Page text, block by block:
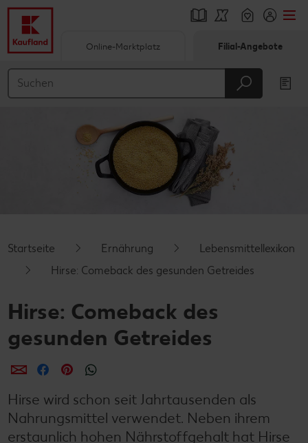
Hauptinhalt
Schwebender Seitenbereich
Online-Marktplatz Filial-Angebote
Startseite Ernährung
Lebensmittellexikon
Hirse: Comeback des gesunden Getreides
Hirse: Comeback des
gesunden Getreides
per E-Mail teilen
per Facebook teilen
per Pinterest teilen
Hirse wird schon seit Jahrtausenden als
Nahrungsmittel verwendet. Neben ihrem
erstaunlich hohen Nährstoffgehalt hat Hirse